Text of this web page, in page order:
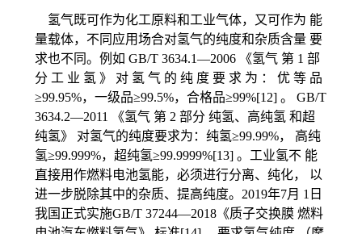
氢气既可作为化工原料和工业气体，又可作为 能
量载体，不同应用场合对氢气的纯度和杂质含量 要
求也不同。例如 GB/T 3634.1—2006 《氢气 第 1 部
分 工 业 氢 》 对 氢 气 的 纯 度 要 求 为 ： 优 等 品
≥99.95%，一级品≥99.5%，合格品≥99%[12] 。 GB/T
3634.2—2011 《氢气 第 2 部分 纯氢、高纯氢 和超
纯氢》 对氢气的纯度要求为：纯氢≥99.99%， 高纯
氢≥99.999%，超纯氢≥99.9999%[13] 。工业氢不 能
直接用作燃料电池氢能，必须进行分离、纯化， 以
进一步脱除其中的杂质、提高纯度。2019年7月 1日
我国正式实施GB/T 37244—2018《质子交换膜 燃料